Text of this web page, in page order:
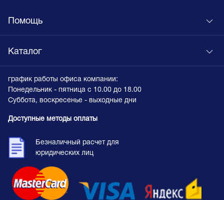
Помощь
Каталог
график работы офиса компании:
Понедельник - пятница с 10.00 до 18.00
Суббота, воскресенье - выходные дни
Доступные методы оплаты
Безналичный расчет для
юридических лиц